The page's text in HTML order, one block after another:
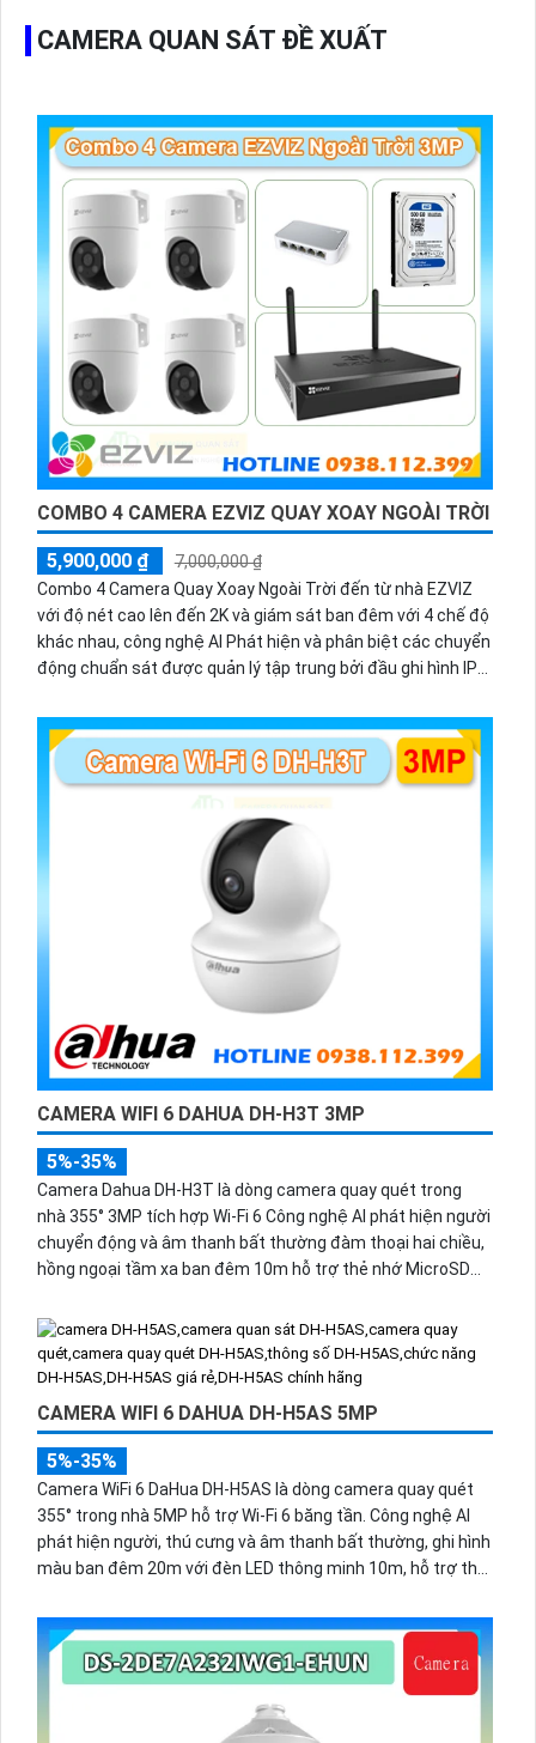
CAMERA QUAN SÁT ĐỀ XUẤT
COMBO 4 CAMERA EZVIZ QUAY XOAY NGOÀI TRỜI
5,900,000 ₫
7,000,000 ₫
Combo 4 Camera Quay Xoay Ngoài Trời đến từ nhà EZVIZ
với độ nét cao lên đến 2K và giám sát ban đêm với 4 chế độ
khác nhau, công nghệ AI Phát hiện và phân biệt các chuyển
động chuẩn sát được quản lý tập trung bởi đầu ghi hình IP
CAMERA WIFI 6 DAHUA DH-H3T 3MP
5%-35%
Camera Dahua DH-H3T là dòng camera quay quét trong
nhà 355° 3MP tích hợp Wi-Fi 6 Công nghệ AI phát hiện người
chuyển động và âm thanh bất thường đàm thoại hai chiều,
hồng ngoại tầm xa ban đêm 10m hỗ trợ thẻ nhớ MicroSD
CAMERA WIFI 6 DAHUA DH-H5AS 5MP
5%-35%
Camera WiFi 6 DaHua DH-H5AS là dòng camera quay quét
355° trong nhà 5MP hỗ trợ Wi-Fi 6 băng tần. Công nghệ AI
phát hiện người, thú cưng và âm thanh bất thường, ghi hình
màu ban đêm 20m với đèn LED thông minh 10m, hỗ trợ thẻ